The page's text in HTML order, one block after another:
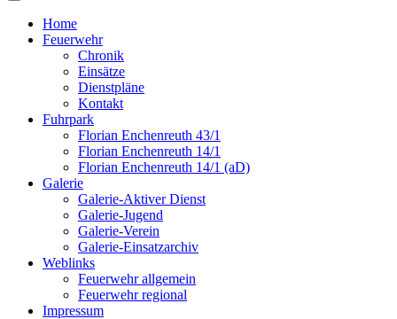
FF-Enchenreuth
Home
Feuerwehr
Chronik
Einsätze
Dienstpläne
Kontakt
Fuhrpark
Florian Enchenreuth 43/1
Florian Enchenreuth 14/1
Florian Enchenreuth 14/1 (aD)
Galerie
Galerie-Aktiver Dienst
Galerie-Jugend
Galerie-Verein
Galerie-Einsatzarchiv
Weblinks
Feuerwehr allgemein
Feuerwehr regional
Impressum